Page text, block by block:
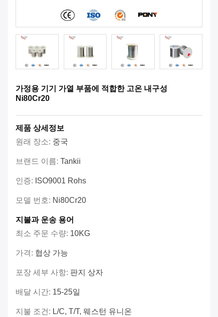
가정용 기기 가열 부품에 적합한 고온 내구성
Ni80Cr20
제품 상세정보
원래 장소: 중국
브랜드 이름: Tankii
인증: ISO9001 Rohs
모델 번호: Ni80Cr20
지불과 운송 용어
최소 주문 수량: 10KG
가격: 협상 가능
포장 세부 사항: 판지 상자
배달 시간: 15-25일
지불 조건: L/C, T/T, 웨스턴 유니온